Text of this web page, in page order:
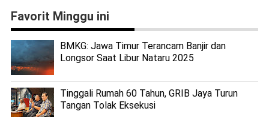
Favorit Minggu ini
BMKG: Jawa Timur Terancam Banjir dan
Longsor Saat Libur Nataru 2025
Tinggali Rumah 60 Tahun, GRIB Jaya Turun
Tangan Tolak Eksekusi